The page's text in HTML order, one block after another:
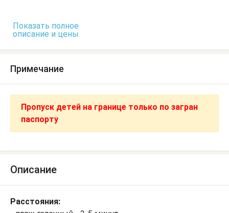
Показать полное
описание и цены
Примечание
Пропуск детей на границе только по загран
паспорту
Описание
Расстояния: